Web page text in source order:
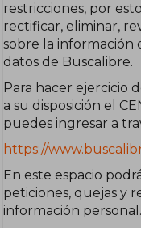
restricciones, por
rectificar, eliminar,
sobre la información
datos de Buscalibre.
Para hacer ejercicio
a su disposición el
puedes ingresar a
https://
En este espacio
peticiones, quejas y
información personal.